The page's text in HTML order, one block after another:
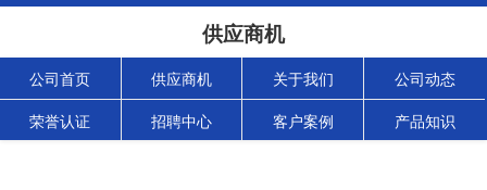
供应商机
公司首页 供应商机 关于我们 公司动态
荣誉认证 招聘中心 客户案例 产品知识